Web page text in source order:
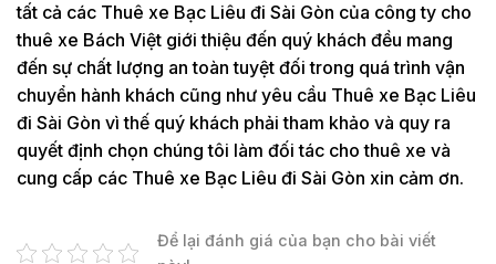
tất cả các Thuê xe Bạc Liêu đi Sài Gòn của công ty cho
thuê xe Bách Việt giới thiệu đến quý khách đều mang
đến sự chất lượng an toàn tuyệt đối trong quá trình vận
chuyển hành khách cũng như yêu cầu Thuê xe Bạc Liêu
đi Sài Gòn vì thế quý khách phải tham khảo và quy ra
quyết định chọn chúng tôi làm đối tác cho thuê xe và
cung cấp các Thuê xe Bạc Liêu đi Sài Gòn xin cảm ơn.
Để lại đánh giá của bạn cho bài viết